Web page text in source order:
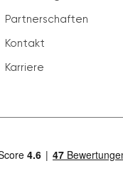
Partnerschaften
Kontakt
Karriere